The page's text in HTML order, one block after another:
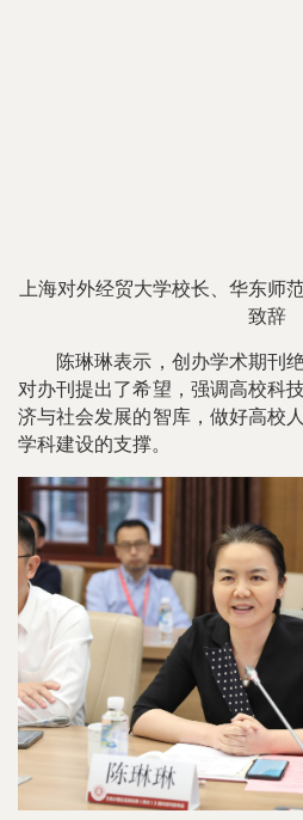
上海对外经贸大学校长、华东师
致辞
陈琳琳表示，创办学术期刊绝
对办刊提出了希望，强调高校科
济与社会发展的智库，做好高校
学科建设的支撑。